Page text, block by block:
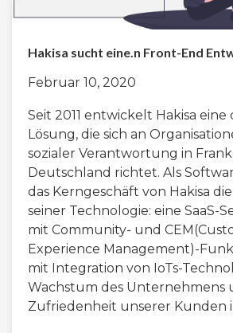
Hakisa sucht eine.n Front-End
Februar 10, 2020
Seit 2011 entwickelt Hakisa eine
Lösung, die sich an
sozialer Verantwortung in
Deutschland richtet. Als
das Kerngeschäft von Hakisa
seiner Technologie: eine SaaS-
mit Community- und
Experience Management)-
mit Integration von IoTs-
Wachstum des Unternehmens
Zufriedenheit unserer Kunden